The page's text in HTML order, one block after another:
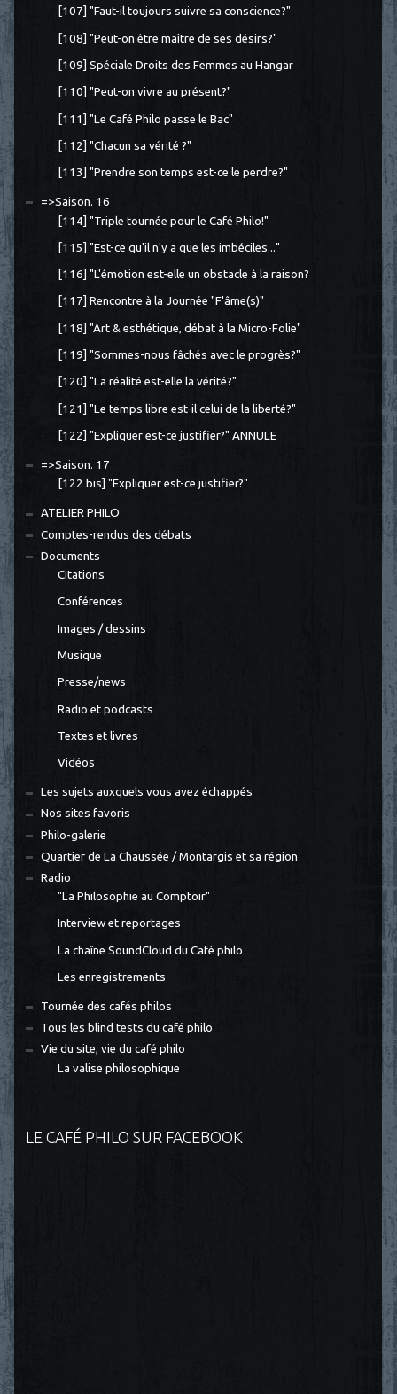
[107] "Faut-il toujours suivre sa conscience?"
[108] "Peut-on être maître de ses désirs?"
[109] Spéciale Droits des Femmes au Hangar
[110] "Peut-on vivre au présent?"
[111] "Le Café Philo passe le Bac"
[112] "Chacun sa vérité ?"
[113] "Prendre son temps est-ce le perdre?"
=>Saison. 16
[114] "Triple tournée pour le Café Philo!"
[115] "Est-ce qu'il n'y a que les imbéciles..."
[116] "L'émotion est-elle un obstacle à la raison?
[117] Rencontre à la Journée "F'âme(s)"
[118] "Art & esthétique, débat à la Micro-Folie"
[119] "Sommes-nous fâchés avec le progrès?"
[120] "La réalité est-elle la vérité?"
[121] "Le temps libre est-il celui de la liberté?"
[122] "Expliquer est-ce justifier?" ANNULE
=>Saison. 17
[122 bis] "Expliquer est-ce justifier?"
ATELIER PHILO
Comptes-rendus des débats
Documents
Citations
Conférences
Images / dessins
Musique
Presse/news
Radio et podcasts
Textes et livres
Vidéos
Les sujets auxquels vous avez échappés
Nos sites favoris
Philo-galerie
Quartier de La Chaussée / Montargis et sa région
Radio
"La Philosophie au Comptoir"
Interview et reportages
La chaîne SoundCloud du Café philo
Les enregistrements
Tournée des cafés philos
Tous les blind tests du café philo
Vie du site, vie du café philo
La valise philosophique
LE CAFÉ PHILO SUR FACEBOOK